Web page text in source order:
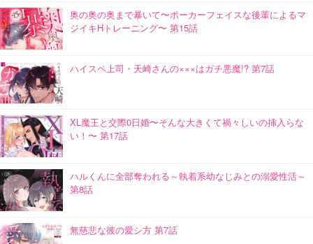
奥の奥の奥まで暴いて〜ポーカーフェイスな後輩によるマ
ジイキHトレーニング〜 第15話
ハイスペ上司・天崎さんの×××はガチ悪魔!? 第7話
XL魔王と交際0日婚〜そんな大きくて禍々しいの挿入らな
い！〜 第17話
ハルくんに全部奪われる～執着系幼なじみとの溺愛性活～
第8話
無慈悲な彼の愛シ方 第7話